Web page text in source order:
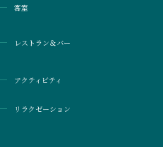
客室
レストラン＆バー
アクティビティ
リラクゼーション